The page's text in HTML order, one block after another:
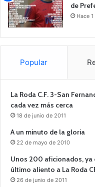
de
Hace
Popular
La Roda C.F. 3-San
cada vez más cerca
18 de junio de 2011
A un minuto de la gloria
22 de mayo de 2010
Unos 200 aficionados, ya
último aliento a La Roda
26 de junio de 2011